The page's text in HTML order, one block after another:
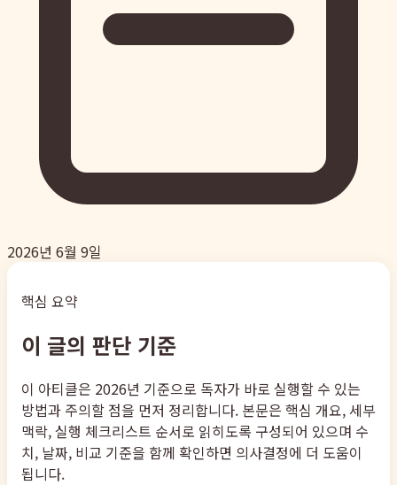
2026년 6월 9일
핵심 요약
이 글의 판단 기준
이 아티클은 2026년 기준으로 독자가 바로 실행할 수 있는
방법과 주의할 점을 먼저 정리합니다. 본문은 핵심 개요, 세부
맥락, 실행 체크리스트 순서로 읽히도록 구성되어 있으며 수
치, 날짜, 비교 기준을 함께 확인하면 의사결정에 더 도움이
됩니다.